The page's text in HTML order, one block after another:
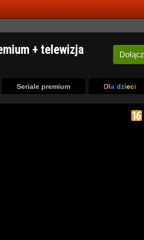
Dołącz
+ telewizja
Seriale premium Dla dzieci